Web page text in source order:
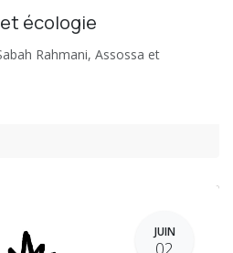
écologie
Rahmani, Assossa et
JUIN
02